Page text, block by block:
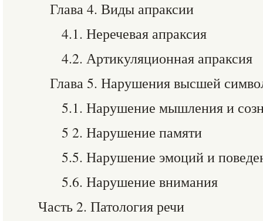
Глава 4. Виды апраксии
4.1. Неречевая апраксия
4.2. Артикуляционная апраксия
Глава 5. Нарушения высшей
5.1. Нарушение мышления и
5 2. Нарушение памяти
5.5. Нарушение эмоций и
5.6. Нарушение внимания
Часть 2. Патология речи